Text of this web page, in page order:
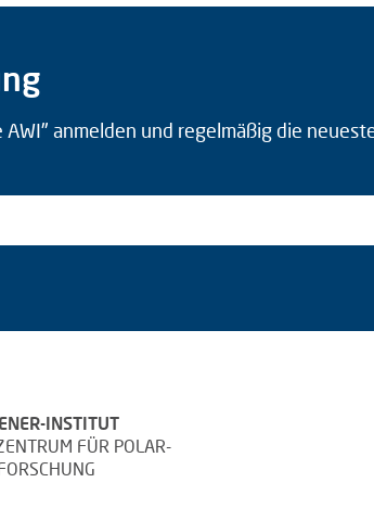
anmelden und regelmäßig die
INSTITUT
FÜR POLAR-